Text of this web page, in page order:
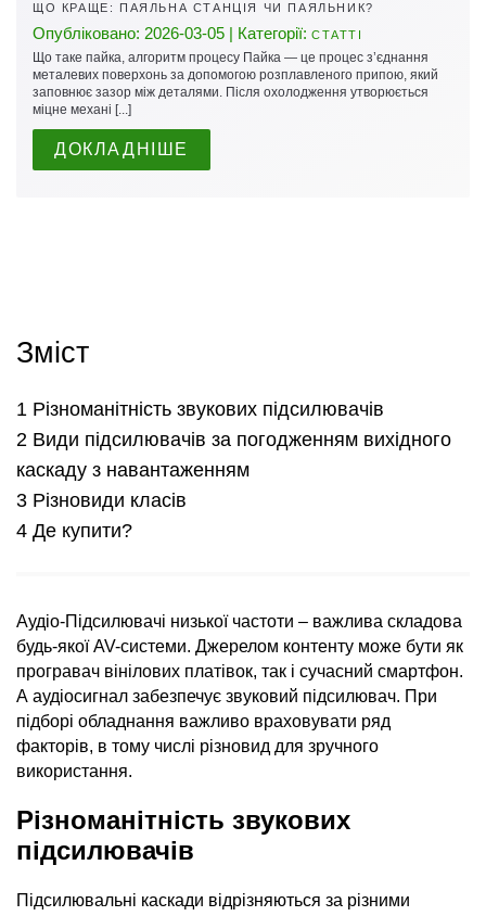
ЩО КРАЩЕ: ПАЯЛЬНА СТАНЦІЯ ЧИ ПАЯЛЬНИК?
Опубліковано: 2026-03-05 | Категорії: СТАТТІ
Що таке пайка, алгоритм процесу Пайка — це процес з’єднання
металевих поверхонь за допомогою розплавленого припою, який
заповнює зазор між деталями. Після охолодження утворюється
міцне механі [...]
ДОКЛАДНІШЕ
Зміст
Різноманітність звукових підсилювачів
Види підсилювачів за погодженням вихідного
каскаду з навантаженням
Різновиди класів
Де купити?
Аудіо-Підсилювачі низької частоти – важлива складова
будь-якої AV-системи. Джерелом контенту може бути як
програвач вінілових платівок, так і сучасний смартфон.
А аудіосигнал забезпечує звуковий підсилювач. При
підборі обладнання важливо враховувати ряд
факторів, в тому числі різновид для зручного
використання.
Різноманітність звукових
підсилювачів
Підсилювальні каскади відрізняються за різними